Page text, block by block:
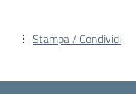
Stampa / Condividi